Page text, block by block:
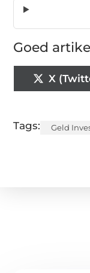
Goed
X
Tags: Geld